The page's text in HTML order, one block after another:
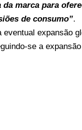
da marca para
de consumo”.
expansão
se a